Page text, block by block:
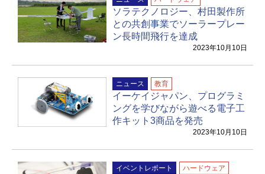
ソラテクノロジー、村田製作所
との共創事業でソーラープレー
ン長時間飛行を達成
2023年10月10日
ニュース 教育
イーケイジャパン、プログラミ
ングを学びながら遊べる電子工
作キット3商品を発売
2023年10月10日
イベントレポート ハードウェア